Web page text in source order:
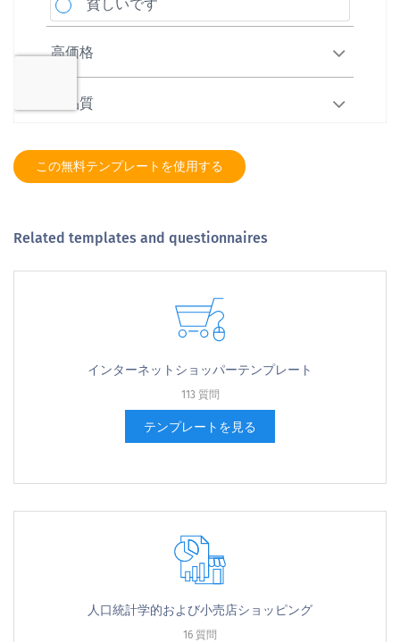
この無料テンプレートを使用する
Related templates and questionnaires
インターネットショッパーテンプレート
113 質問
テンプレートを見る
人口統計学的および小売店ショッピング
16 質問